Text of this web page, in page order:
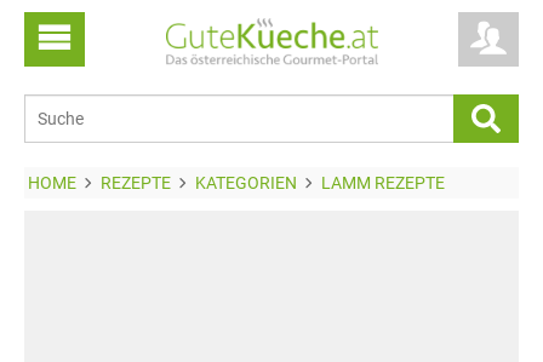
HOME REZEPTE KATEGORIEN LAMM REZEPTE